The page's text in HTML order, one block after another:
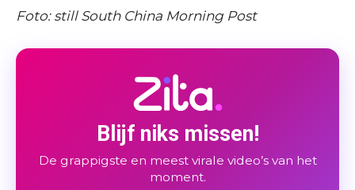
Foto: still South China Morning Post
Blijf niks missen!
De grappigste en meest virale video’s van het
moment.